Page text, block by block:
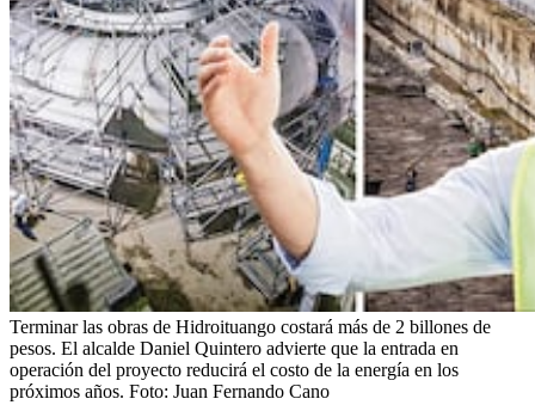
Terminar las obras de Hidroituango costará más de 2 billones de
pesos. El alcalde Daniel Quintero advierte que la entrada en
operación del proyecto reducirá el costo de la energía en los
próximos años. Foto: Juan Fernando Cano